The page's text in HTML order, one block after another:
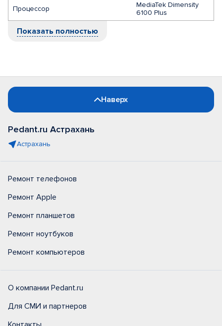
Процессор
MediaTek Dimensity
6100 Plus
Показать полностью
Наверх
Pedant.ru Астрахань
Астрахань
Ремонт телефонов
Ремонт Apple
Ремонт планшетов
Ремонт ноутбуков
Ремонт компьютеров
О компании Pedant.ru
Для СМИ и партнеров